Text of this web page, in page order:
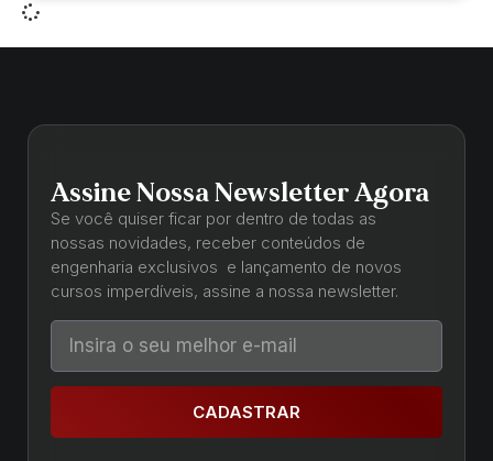
Assine Nossa Newsletter Agora
Se você quiser ficar por dentro de todas as
nossas novidades, receber conteúdos de
engenharia exclusivos e lançamento de novos
cursos imperdíveis, assine a nossa newsletter.
CADASTRAR